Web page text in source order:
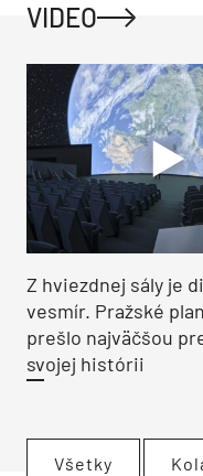
VIDEO
Z hviezdnej sály je
vesmír. Pražské
prešlo najväčšou
svojej histórii
Všetky